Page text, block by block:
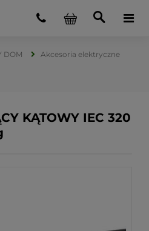
DOM Akcesoria elektryczne
KĄTOWY IEC 320